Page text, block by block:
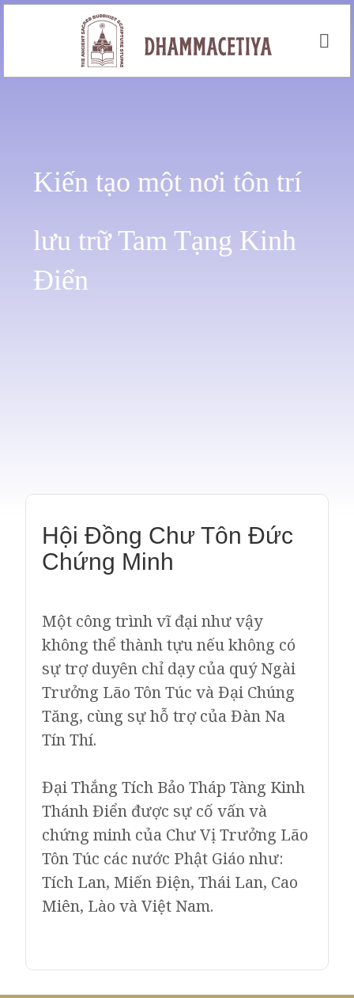
Skip
Kiến tạo một nơi tôn trí
lưu trữ Tam Tạng Kinh
Điển
Hội Đồng Chư Tôn Đức
Chứng Minh
Một công trình vĩ đại như vậy
không thể thành tựu nếu không có
sự trợ duyên chỉ dạy của quý Ngài
Trưởng Lão Tôn Túc và Đại Chúng
Tăng, cùng sự hỗ trợ của Đàn Na
Tín Thí.
Đại Thắng Tích Bảo Tháp Tàng Kinh
Thánh Điển được sự cố vấn và
chứng minh của Chư Vị Trưởng Lão
Tôn Túc các nước Phật Giáo như:
Tích Lan, Miến Điện, Thái Lan, Cao
Miên, Lào và Việt Nam.